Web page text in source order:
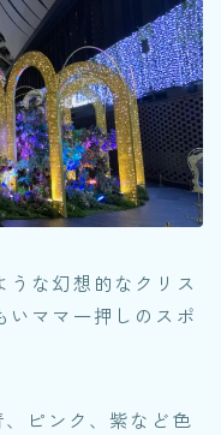
うな幻想的なクリス
いママ一押しのスポ
ピンク、紫など色